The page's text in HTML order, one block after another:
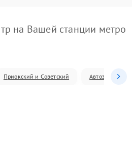
на Вашей станции метро
Приокский и Советский Автозаводский